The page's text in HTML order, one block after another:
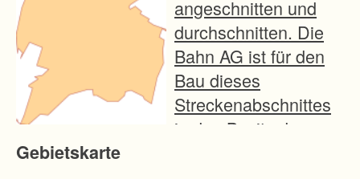
angeschnitten und
durchschnitten. Die
Bahn AG ist für den
Bau dieses
Streckenabschnittes
in den Besitz der
Gebietskarte